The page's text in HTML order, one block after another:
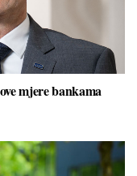
mjere bankama